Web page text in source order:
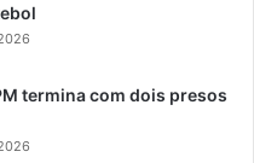
termina com dois presos